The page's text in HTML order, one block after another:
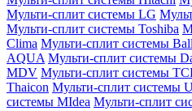
Мульти-сплит системы LG
Мульти-сплит системы Toshiba
Clima Мульти-сплит системы
AQUA Мульти-сплит системы
MDV Мульти-сплит системы
Thaicon Мульти-сплит системы
системы MIdea Мульти-сплит